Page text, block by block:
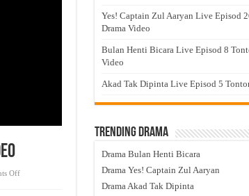
Offon
Yes! Captain Zul Aaryan Live Episod
Drama Video
Bulan Henti Bicara Live Episod 8
Video
Akad Tak Dipinta Live Episod 5
Trending Drama
Drama Bulan Henti Bicara
Drama Yes! Captain Zul Aaryan
Drama Akad Tak Dipinta